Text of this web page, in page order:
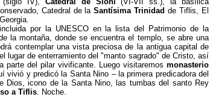
Catedral de laSantísima Trinidad de Tiflis, El
por la UNESCO en la lista del Patrimonio de la
la montaña, donde se encuentra el templo, se abre una
contemplar una vista preciosa de la antigua capital de
lugar de enterramiento del "manto sagrado" de Cristo, así
parte del pilar vivificante. Luego visitaremosmonasterio
y predicó la Santa Nino – la primera predicadora del
Dios, icono de la Santa Nino, las tumbas del santo Rey
a Tiflis. Noche.